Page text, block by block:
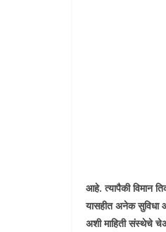
आहे. त्यापैकी विमान
यासहीत अनेक सुविधा
अशी माहिती संस्थेचे